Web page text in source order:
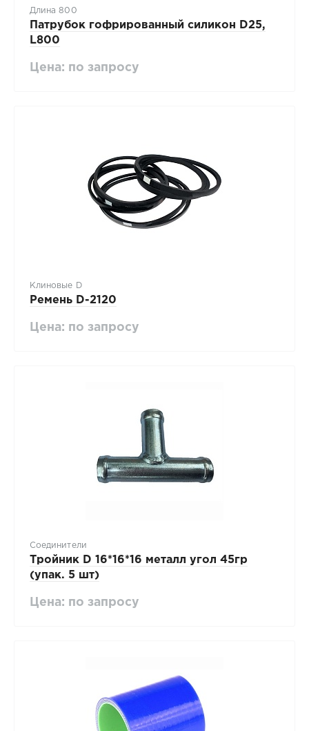
Длина 800
Патрубок гофрированный силикон D25,
L800
Цена: по запросу
Клиновые D
Ремень D-2120
Цена: по запросу
Соединители
Тройник D 16*16*16 металл угол 45гр
(упак. 5 шт)
Цена: по запросу